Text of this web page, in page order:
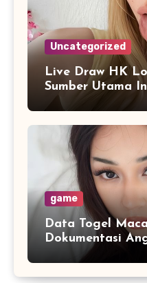
Uncategorized
Live Draw HK
Sumber Utama
Real Time
game
Data Togel
Dokumentasi
Sistematis